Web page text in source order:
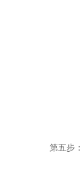
第五步